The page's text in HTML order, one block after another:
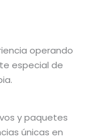
operando
especial de
y paquetes
únicas en